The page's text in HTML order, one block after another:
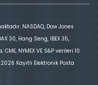
NASDAQ, Dow Jones
30, Hang Seng, IBEX 35,
NYMEX VE S&P verileri 10
Kayıtlı Elektronik Posta